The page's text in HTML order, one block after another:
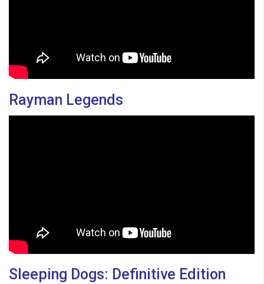
Rayman Legends
Sleeping Dogs: Definitive Edition